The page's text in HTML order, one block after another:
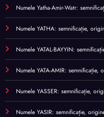
Numele Yatha-Amir-Watr:
Numele YATHA: semnificație,
Numele YATAL-BAYYIN:
Numele YATA-AMIR: semnificație,
Numele YASSER: semnificație,
Numele YASIR: semnificație,